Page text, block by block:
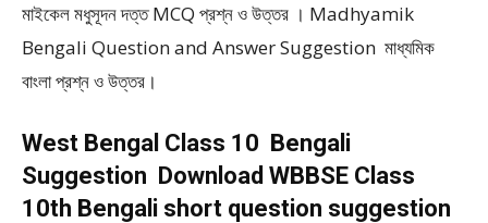
মাইকেল মধুসূদন দত্ত MCQ প্রশ্ন ও উত্তর । Madhyamik
Bengali Question and Answer Suggestion মাধ্যমিক
বাংলা প্রশ্ন ও উত্তর।
West Bengal Class 10 Bengali
Suggestion Download WBBSE Class
10th Bengali short question suggestion